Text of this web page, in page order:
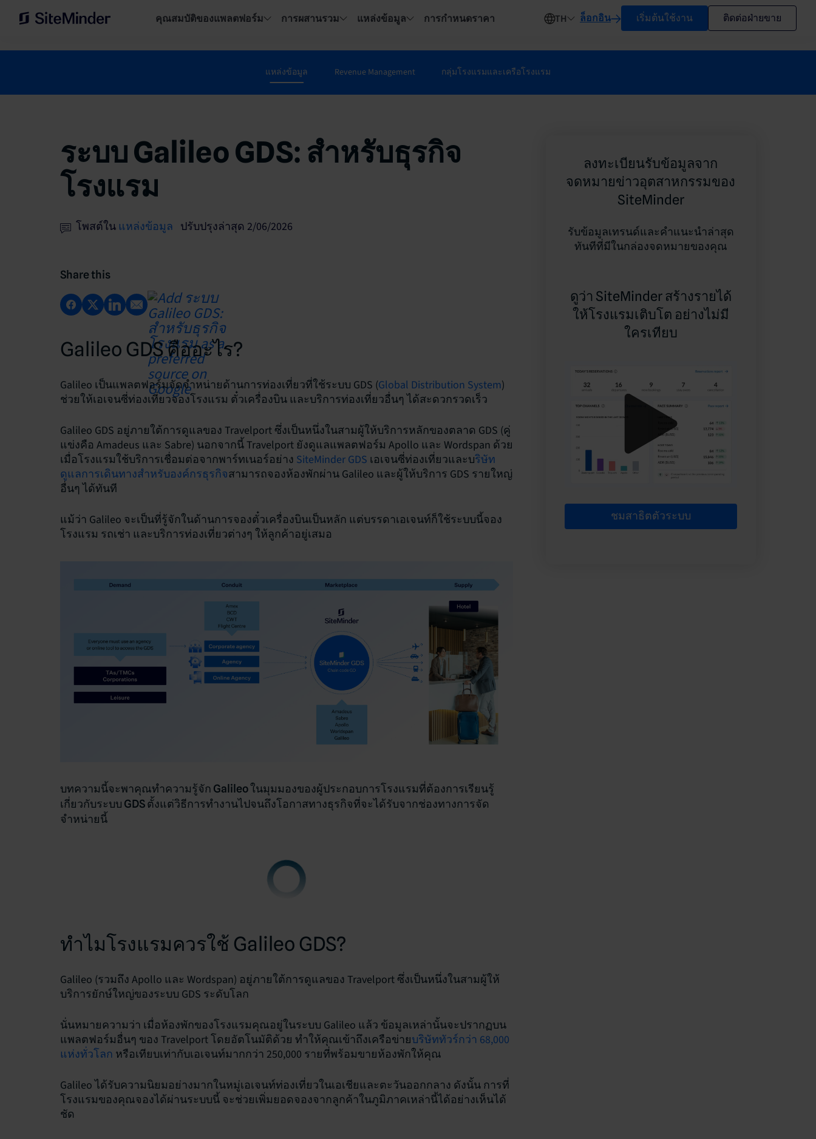
คุณสมบัติของแพลตฟอร์ม การผสานรวม แหล่งข้อมูล การกำหนดราคา TH ล็อกอิน เริ่มต้นใช้งาน ติดต่อฝ่ายขาย
แหล่งข้อมูล Revenue Management กลุ่มโรงแรมและเครือโรงแรม
ระบบ Galileo GDS: สำหรับธุรกิจ
โรงแรม
โพสต์ใน แหล่งข้อมูล ปรับปรุงล่าสุด 2/06/2026
Share this
Galileo GDS คืออะไร?
Galileo เป็นแพลตฟอร์มจัดจำหน่ายด้านการท่องเที่ยวที่ใช้ระบบ GDS (Global Distribution System)
ช่วยให้เอเจนซี่ท่องเที่ยวจองโรงแรม ตั๋วเครื่องบิน และบริการท่องเที่ยวอื่นๆ ได้สะดวกรวดเร็ว
Galileo GDS อยู่ภายใต้การดูแลของ Travelport ซึ่งเป็นหนึ่งในสามผู้ให้บริการหลักของตลาด GDS (คู่
แข่งคือ Amadeus และ Sabre) นอกจากนี้ Travelport ยังดูแลแพลตฟอร์ม Apollo และ Wordspan ด้วย
เมื่อโรงแรมใช้บริการเชื่อมต่อจากพาร์ทเนอร์อย่าง SiteMinder GDS เอเจนซี่ท่องเที่ยวและบริษัท
ดูแลการเดินทางสำหรับองค์กรธุรกิจสามารถจองห้องพักผ่าน Galileo และผู้ให้บริการ GDS รายใหญ่
อื่นๆ ได้ทันที
แม้ว่า Galileo จะเป็นที่รู้จักในด้านการจองตั๋วเครื่องบินเป็นหลัก แต่บรรดาเอเจนท์ก็ใช้ระบบนี้จอง
โรงแรม รถเช่า และบริการท่องเที่ยวต่างๆ ให้ลูกค้าอยู่เสมอ
บทความนี้จะพาคุณทำความรู้จัก Galileo ในมุมมองของผู้ประกอบการโรงแรมที่ต้องการเรียนรู้
เกี่ยวกับระบบ GDS ตั้งแต่วิธีการทำงานไปจนถึงโอกาสทางธุรกิจที่จะได้รับจากช่องทางการจัด
จำหน่ายนี้
ทำไมโรงแรมควรใช้ Galileo GDS?
Galileo (รวมถึง Apollo และ Wordspan) อยู่ภายใต้การดูแลของ Travelport ซึ่งเป็นหนึ่งในสามผู้ให้
บริการยักษ์ใหญ่ของระบบ GDS ระดับโลก
นั่นหมายความว่า เมื่อห้องพักของโรงแรมคุณอยู่ในระบบ Galileo แล้ว ข้อมูลเหล่านั้นจะปรากฏบน
แพลตฟอร์มอื่นๆ ของ Travelport โดยอัตโนมัติด้วย ทำให้คุณเข้าถึงเครือข่ายบริษัททัวร์กว่า 68,000
แห่งทั่วโลก หรือเทียบเท่ากับเอเจนท์มากกว่า 250,000 รายที่พร้อมขายห้องพักให้คุณ
Galileo ได้รับความนิยมอย่างมากในหมู่เอเจนท์ท่องเที่ยวในเอเชียและตะวันออกกลาง ดังนั้น การที่
โรงแรมของคุณจองได้ผ่านระบบนี้ จะช่วยเพิ่มยอดจองจากลูกค้าในภูมิภาคเหล่านี้ได้อย่างเห็นได้
ชัด
ลงทะเบียนรับข้อมูลจาก
จดหมายข่าวอุตสาหกรรมของ
SiteMinder
รับข้อมูลเทรนด์และคำแนะนำล่าสุด
ทันทีที่มีในกล่องจดหมายของคุณ
ดูว่า SiteMinder สร้างรายได้
ให้โรงแรมเติบโต อย่างไม่มี
ใครเทียบ
ชมสาธิตตัวระบบ